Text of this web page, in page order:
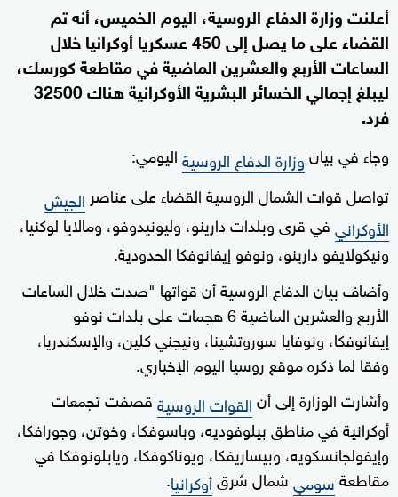
أعلنت وزارة الدفاع الروسية، اليوم الخميس، أنه تم
القضاء على ما يصل إلى 450 عسكريا أوكرانيا خلال
الساعات الأربع والعشرين الماضية في مقاطعة كورسك،
ليبلغ إجمالي الخسائر البشرية الأوكرانية هناك 32500
فرد.
وجاء في بيانوزارة الدفاع الروسيةاليومي:
تواصل قوات الشمال الروسية القضاء على عناصر الجيش
الأوكرانيفي قرى وبلدات دارينو، وليونيدوفو، ومالايا لوكنيا،
ونيكولايفو دارينو، ونوفو إيفانوفكا الحدودية.
وأضاف بيان الدفاع الروسية أن قواتها "صدت خلال الساعات
الأربع والعشرين الماضية 6 هجمات على بلدات نوفو
إيفانوفكا، ونوفايا سوروتشينا، ونيجني كلين، والإسكندريا،
وفقا لما ذكره موقع روسيا اليوم الإخباري.
وأشارت الوزارة إلى أنالقوات الروسيةقصفت تجمعات
أوكرانية في مناطق بيلوفوديه، وباسوفكا، وخوتن، وجورافكا،
وإيفولجانسكويه، وبيساريفكا، ويوناكوفكا، ويابلونوفكا في
مقاطعةسوميشمال شرقأوكرانيا.